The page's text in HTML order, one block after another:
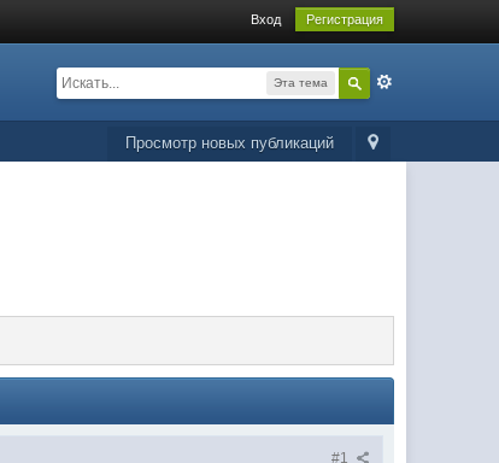
Вход Регистрация
Эта тема
Просмотр новых публикаций
#1